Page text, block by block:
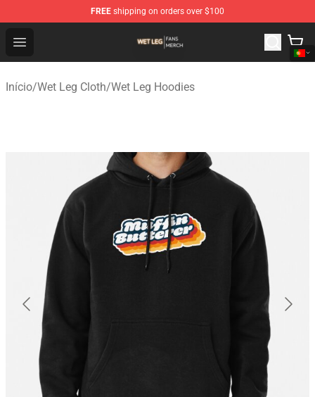
FREE shipping on orders over $100
Open menu
Wet Leg Shop - Official Wet Leg Merchandise Store
Início/Wet Leg Cloth/Wet Leg Hoodies